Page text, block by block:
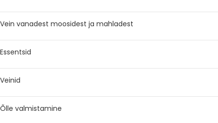
Vein vanadest moosidest ja mahladest
Essentsid
Veinid
Õlle valmistamine